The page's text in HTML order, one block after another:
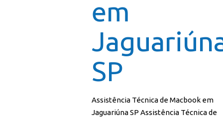
em
SP
Assistência Técnica de Macbook em
Jaguariúna SP Assistência Técnica de